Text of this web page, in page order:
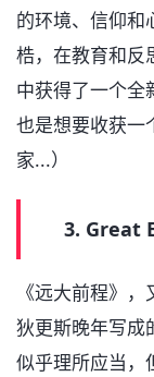
的环境、信仰和
梏，在教育和反
中获得了一个全
也是想要收获一
家...）
3. Great
《远大前程》
狄更斯晚年写
似乎理所应当，